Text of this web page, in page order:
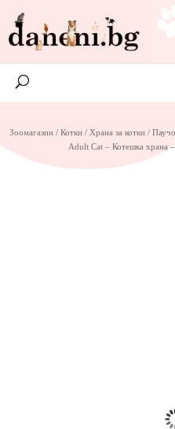
Зоомагазин /Котки / Храна за котки /
Adult Cat – Котешка храна